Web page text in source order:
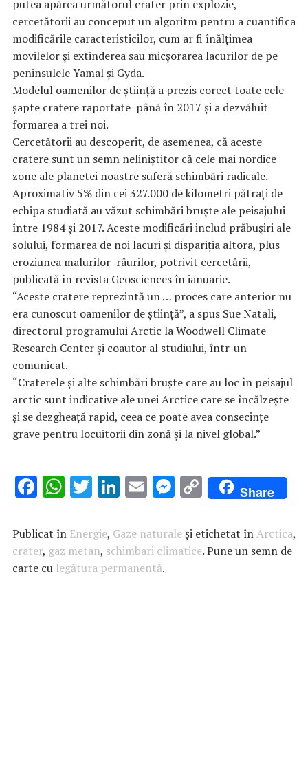
putea apărea următorul crater prin explozie,
cercetătorii au conceput un algoritm pentru a cuantifica
modificările caracteristicilor, cum ar fi înălțimea
movilelor și extinderea sau micșorarea lacurilor de pe
peninsulele Yamal și Gyda.
Modelul oamenilor de știință a prezis corect toate cele
șapte cratere raportate până în 2017 și a dezvăluit
formarea a trei noi.
Cercetătorii au descoperit, de asemenea, că aceste
cratere sunt un semn neliniștitor că cele mai nordice
zone ale planetei noastre suferă schimbări radicale.
Aproximativ 5% din cei 327.000 de kilometri pătrați de
echipa studiată au văzut schimbări bruște ale peisajului
între 1984 și 2017. Aceste modificări includ prăbușiri ale
solului, formarea de noi lacuri și dispariția altora, plus
eroziunea malurilor râurilor, potrivit cercetării,
publicată în revista Geosciences în ianuarie.
“Aceste cratere reprezintă un … proces care anterior nu
era cunoscut oamenilor de știință”, a spus Sue Natali,
directorul programului Arctic la Woodwell Climate
Research Center și coautor al studiului, într-un
comunicat.
“Craterele și alte schimbări bruște care au loc în peisajul
arctic sunt indicative ale unei Arctice care se încălzește
și se dezgheață rapid, ceea ce poate avea consecințe
grave pentru locuitorii din zonă și la nivel global.”
F
e
b
o
W
at
s
A
T
it
te
r
Li
k
e
dI
E
ai
l
M
se
n
C
o
p
y
Share
Publicat în Energie, Gaze naturaleși etichetat înArctica,
crater, gaz metan, schimbari climatice. Pune un semn de
carte cu legătura permanentă.